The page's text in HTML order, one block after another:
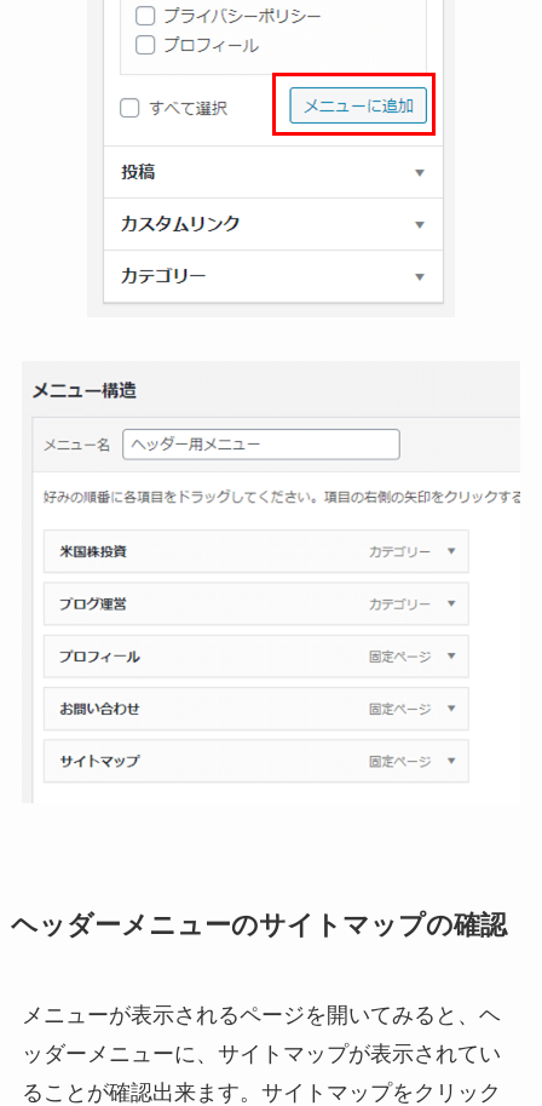
ヘッダーメニューのサイトマップの確認
メニューが表示されるページを開いてみると、ヘ
ッダーメニューに、サイトマップが表示されてい
ることが確認出来ます。サイトマップをクリック